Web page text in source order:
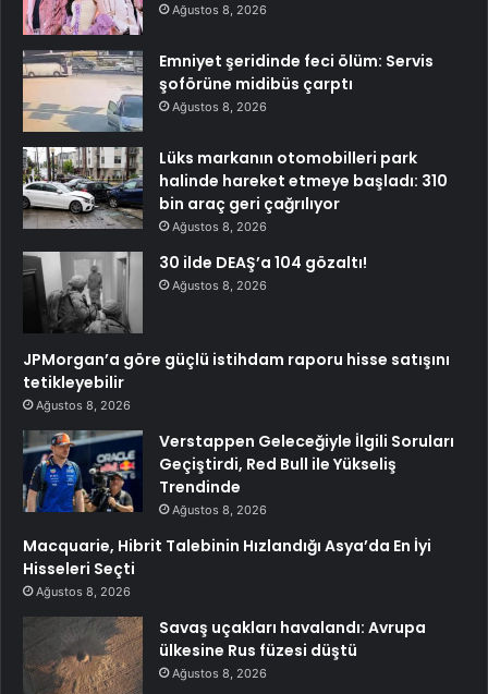
Ağustos 8, 2026
Emniyet şeridinde feci ölüm: Servis
şoförüne midibüs çarptı
Ağustos 8, 2026
Lüks markanın otomobilleri park
halinde hareket etmeye başladı: 310
bin araç geri çağrılıyor
Ağustos 8, 2026
30 ilde DEAŞ’a 104 gözaltı!
Ağustos 8, 2026
JPMorgan’a göre güçlü istihdam raporu hisse satışını
tetikleyebilir
Ağustos 8, 2026
Verstappen Geleceğiyle İlgili Soruları
Geçiştirdi, Red Bull ile Yükseliş
Trendinde
Ağustos 8, 2026
Macquarie, Hibrit Talebinin Hızlandığı Asya’da En İyi
Hisseleri Seçti
Ağustos 8, 2026
Savaş uçakları havalandı: Avrupa
ülkesine Rus füzesi düştü
Ağustos 8, 2026